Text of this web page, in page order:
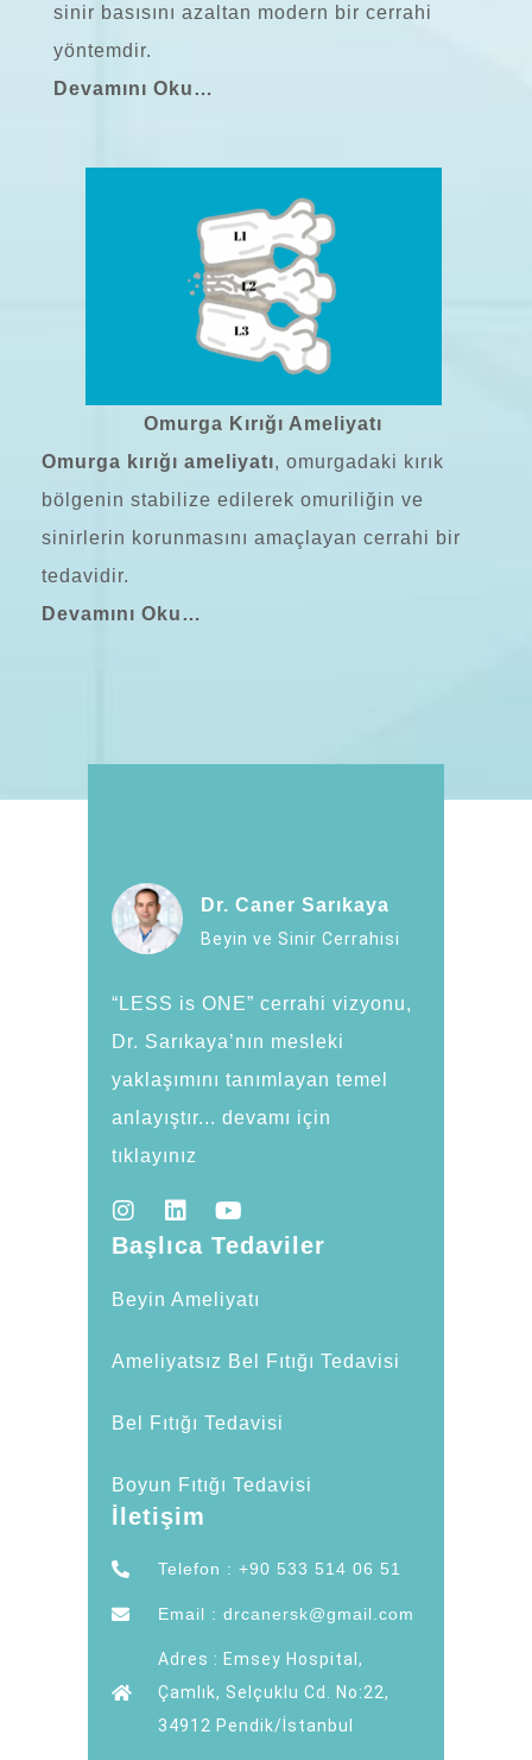
sinir basısını azaltan modern bir cerrahi
yöntemdir.
Devamını Oku…
Omurga Kırığı Ameliyatı
Omurga kırığı ameliyatı, omurgadaki kırık
bölgenin stabilize edilerek omuriliğin ve
sinirlerin korunmasını amaçlayan cerrahi bir
tedavidir.
Devamını Oku…
Dr. Caner Sarıkaya
Beyin ve Sinir Cerrahisi
“LESS is ONE” cerrahi vizyonu,
Dr. Sarıkaya’nın mesleki
yaklaşımını tanımlayan temel
anlayıştır... devamı için
tıklayınız
Başlıca Tedaviler
Beyin Ameliyatı
Ameliyatsız Bel Fıtığı Tedavisi
Bel Fıtığı Tedavisi
Boyun Fıtığı Tedavisi
İletişim
Telefon : +90 533 514 06 51
Email : drcanersk@gmail.com
Adres : Emsey Hospital,
Çamlık, Selçuklu Cd. No:22,
34912 Pendik/İstanbul